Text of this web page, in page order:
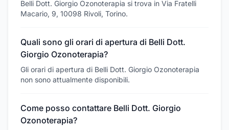
Belli Dott. Giorgio Ozonoterapia si trova in Via Fratelli
Macario, 9, 10098 Rivoli, Torino.
Quali sono gli orari di apertura di Belli Dott.
Giorgio Ozonoterapia?
Gli orari di apertura di Belli Dott. Giorgio Ozonoterapia
non sono attualmente disponibili.
Come posso contattare Belli Dott. Giorgio
Ozonoterapia?